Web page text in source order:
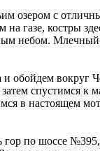
озером с
газе, костры
небом.
обойдем вокруг
спустимся к
в настоящем
по шоссе